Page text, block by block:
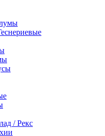
/ Рекс